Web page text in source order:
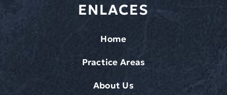
ENLACES
Home
Practice Areas
About Us